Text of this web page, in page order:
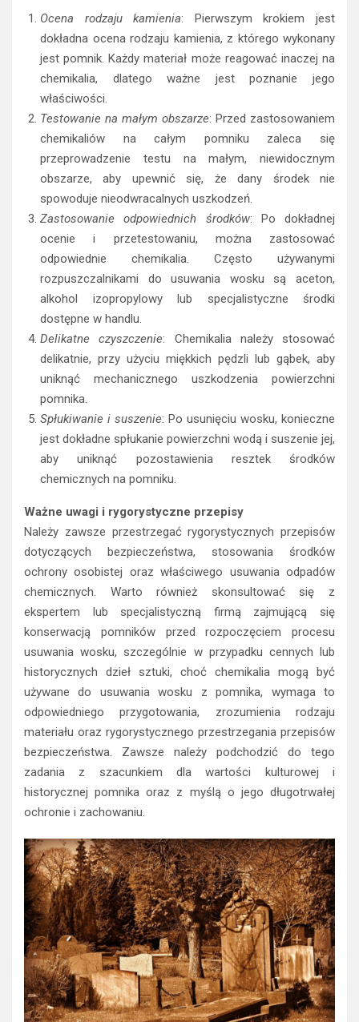
Ocena rodzaju kamienia: Pierwszym krokiem jest
dokładna ocena rodzaju kamienia, z którego wykonany
jest pomnik. Każdy materiał może reagować inaczej na
chemikalia, dlatego ważne jest poznanie jego
właściwości.
Testowanie na małym obszarze: Przed zastosowaniem
chemikaliów na całym pomniku zaleca się
przeprowadzenie testu na małym, niewidocznym
obszarze, aby upewnić się, że dany środek nie
spowoduje nieodwracalnych uszkodzeń.
Zastosowanie odpowiednich środków: Po dokładnej
ocenie i przetestowaniu, można zastosować
odpowiednie chemikalia. Często używanymi
rozpuszczalnikami do usuwania wosku są aceton,
alkohol izopropylowy lub specjalistyczne środki
dostępne w handlu.
Delikatne czyszczenie: Chemikalia należy stosować
delikatnie, przy użyciu miękkich pędzli lub gąbek, aby
uniknąć mechanicznego uszkodzenia powierzchni
pomnika.
Spłukiwanie i suszenie: Po usunięciu wosku, konieczne
jest dokładne spłukanie powierzchni wodą i suszenie jej,
aby uniknąć pozostawienia resztek środków
chemicznych na pomniku.
Ważne uwagi i rygorystyczne przepisy
Należy zawsze przestrzegać rygorystycznych przepisów
dotyczących bezpieczeństwa, stosowania środków
ochrony osobistej oraz właściwego usuwania odpadów
chemicznych. Warto również skonsultować się z
ekspertem lub specjalistyczną firmą zajmującą się
konserwacją pomników przed rozpoczęciem procesu
usuwania wosku, szczególnie w przypadku cennych lub
historycznych dzieł sztuki, choć chemikalia mogą być
używane do usuwania wosku z pomnika, wymaga to
odpowiedniego przygotowania, zrozumienia rodzaju
materiału oraz rygorystycznego przestrzegania przepisów
bezpieczeństwa. Zawsze należy podchodzić do tego
zadania z szacunkiem dla wartości kulturowej i
historycznej pomnika oraz z myślą o jego długotrwałej
ochronie i zachowaniu.